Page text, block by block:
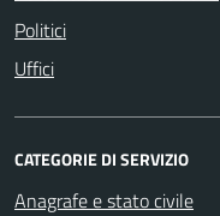
Politici
Uffici
CATEGORIE DI SERVIZIO
Anagrafe e stato civile